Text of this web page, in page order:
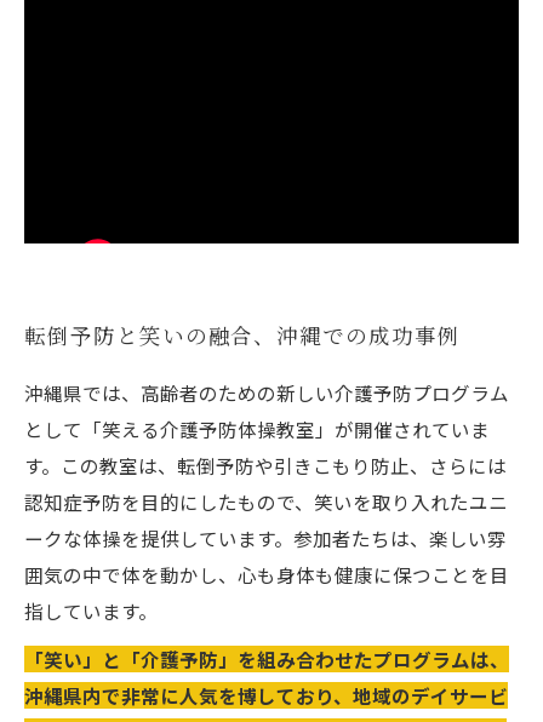
転倒予防と笑いの融合、沖縄での成功事例
沖縄県では、高齢者のための新しい介護予防プログラム
として「笑える介護予防体操教室」が開催されていま
す。この教室は、転倒予防や引きこもり防止、さらには
認知症予防を目的にしたもので、笑いを取り入れたユニ
ークな体操を提供しています。参加者たちは、楽しい雰
囲気の中で体を動かし、心も身体も健康に保つことを目
指しています。
「笑い」と「介護予防」を組み合わせたプログラムは、
沖縄県内で非常に人気を博しており、地域のデイサービ